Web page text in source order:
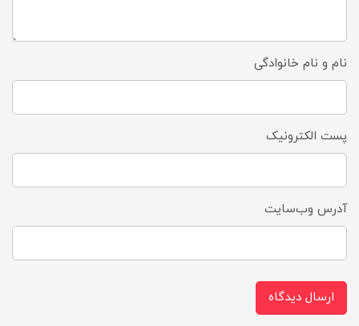
نام و نام خانوادگی
پست الکترونیک
آدرس وب‌سایت
ارسال دیدگاه